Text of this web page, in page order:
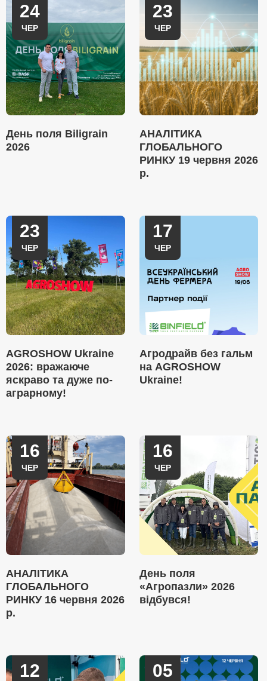
24
ЧЕР
День поля Biligrain
2026
23
ЧЕР
АНАЛІТИКА
ГЛОБАЛЬНОГО
РИНКУ 19 червня 2026
р.
23
ЧЕР
AGROSHOW Ukraine
2026: вражаюче
яскраво та дуже по-
аграрному!
17
ЧЕР
Агродрайв без гальм
на AGROSHOW
Ukraine!
16
ЧЕР
АНАЛІТИКА
ГЛОБАЛЬНОГО
РИНКУ 16 червня 2026
р.
16
ЧЕР
День поля
«Агропазли» 2026
відбувся!
12 05